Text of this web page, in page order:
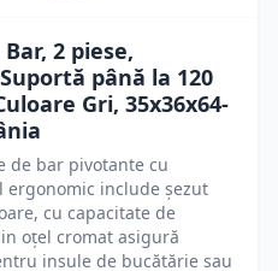
2 piese,
până la 120
Gri, 35x36x64-
de bar pivotante cu
include șezut
cu capacitate de
oțel cromat asigură
insule de bucătărie sau